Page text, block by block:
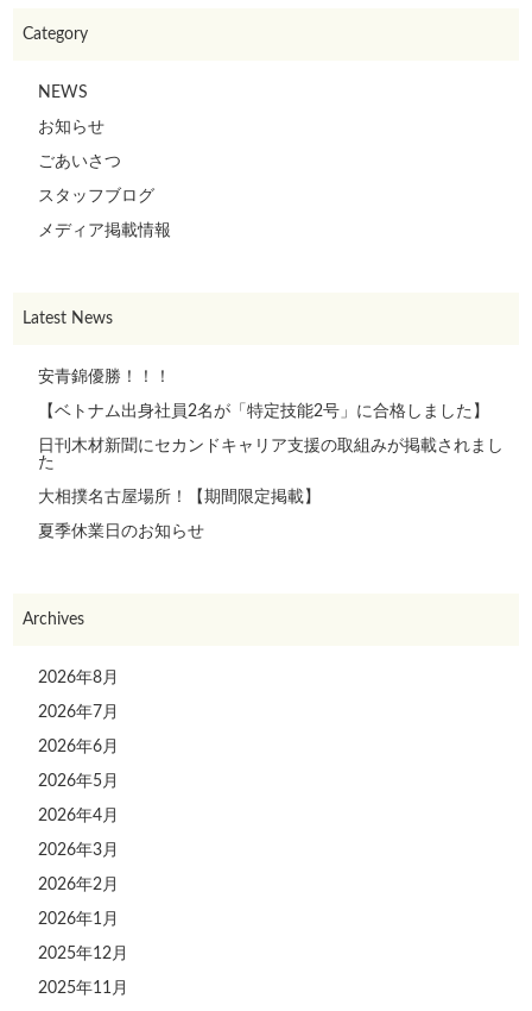
Category
NEWS
お知らせ
ごあいさつ
スタッフブログ
メディア掲載情報
Latest News
安青錦優勝！！！
【ベトナム出身社員2名が「特定技能2号」に合格しました】
日刊木材新聞にセカンドキャリア支援の取組みが掲載されまし
た
大相撲名古屋場所！【期間限定掲載】
夏季休業日のお知らせ
Archives
2026年8月
2026年7月
2026年6月
2026年5月
2026年4月
2026年3月
2026年2月
2026年1月
2025年12月
2025年11月